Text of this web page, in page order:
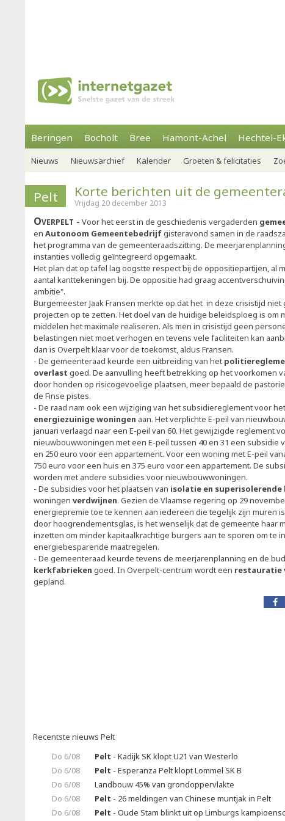
Beringen Bocholt Bree Hamont-Achel Hechtel-
Nieuws Nieuwsarchief Kalender Groeten & felicitaties
Pelt Korte berichten uit de
Vrijdag 20 december 2013
Overpelt Voor het eerst in de geschiedenis vergaderden
en Autonoom Gemeentebedrijfgisteravond samen in de
het programma van de gemeenteraadszitting. De
instanties volledig geïntegreerd opgemaakt.
Het plan dat op tafel lag oogstte respect bij de oppositiepartijen, al
aantal kanttekeningen bij. De oppositie had graag
ambitie".
Burgemeester Jaak Fransen merkte op dat het in deze crisistijd niet
projecten op te zetten. Het doel van de huidige beleidsploeg is om
middelen het maximale realiseren. Als men in crisistijd geen
belastingen niet moet verhogen en tevens vele faciliteiten kan
dan is Overpelt klaar voor de toekomst, aldus Fransen.
- De gemeenteraad keurde een uitbreiding van het
overlast goed. De aanvulling heeft betrekking op het voorkomen
door honden op risicogevoelige plaatsen, meer bepaald de
de Finse pistes.
- De raad nam ook een wijziging van het subsidiereglement voor
energiezuinige woningen aan. Het verplichte E-peil van
januari verlaagd naar een E-peil van 60. Het gewijzigde reglement
nieuwbouwwoningen met een E-peil tussen 40 en 31 een subsidie
en 250 euro voor een appartement. Voor een woning met E-peil
750 euro voor een huis en 375 euro voor een appartement. De
worden met andere subsidies voor nieuwbouwwoningen.
- De subsidies voor het plaatsen van isolatie en superisolerende
woningen verdwijnen. Gezien de Vlaamse regering op 29
energiepremie toe te kennen aan iedereen die tegelijk zijn muren
door hoogrendementsglas, is het wenselijk dat de gemeente haar
inzetten om minder kapitaalkrachtige burgers aan te sporen om te
energiebesparende maatregelen.
- De gemeenteraad keurde tevens de meerjarenplanning en de
kerkfabrieken goed. In Overpelt-centrum wordt een restauratie
gepland.
Recentste nieuws Pelt
Do 6/08
Pelt - Kadijk SK klopt U21 van Westerlo
Do 6/08
Pelt - Esperanza Pelt klopt Lommel SK B
Do 6/08
Landbouw 45% van grondoppervlakte
Do 6/08
Pelt - 26 meldingen van Chinese muntjak in Pelt
Do 6/08
Pelt - Oude Stam blinkt uit op Limburgs